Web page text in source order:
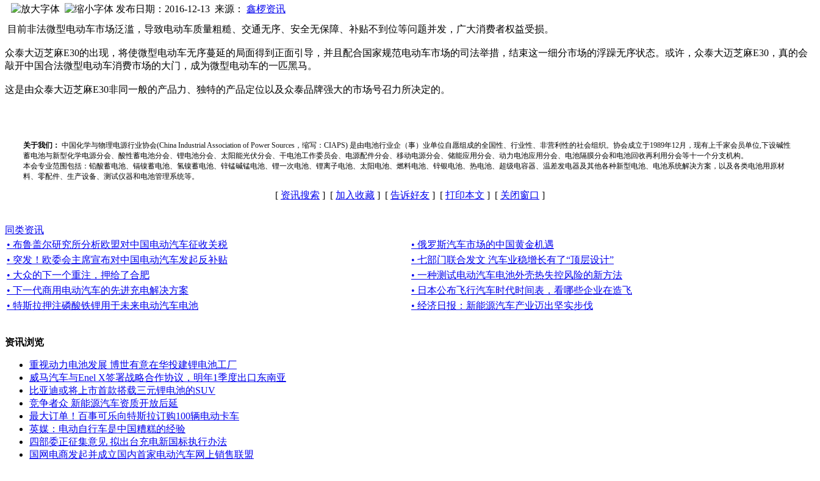
发布日期：2016-12-13 来源： 鑫椤资讯
目前非法微型电动车市场泛滥，导致电动车质量粗糙、交通无序、安全无保障、补贴不到位等问题并发，广大消费者权益受损。
众泰大迈芝麻E30的出现，将使微型电动车无序蔓延的局面得到正面引导，并且配合国家规范电动车市场的司法举措，结束这一细分市场的浮躁无序状态。或许，众泰大迈芝麻E30，真的会
敲开中国合法微型电动车消费市场的大门，成为微型电动车的一匹黑马。
这是由众泰大迈芝麻E30非同一般的产品力、独特的产品定位以及众泰品牌强大的市场号召力所决定的。
关于我们： 中国化学与物理电源行业协会(China Industrial Association of Power Sources，缩写：CIAPS) 是由电池行业企（事）业单位自愿组成的全国性、行业性、非营利性的社会组织。协会成立于1989年12月，现有上千家会员单位,下设碱性
蓄电池与新型化学电源分会、酸性蓄电池分会、锂电池分会、太阳能光伏分会、干电池工作委员会、电源配件分会、移动电源分会、储能应用分会、动力电池应用分会、电池隔膜分会和电池回收再利用分会等十一个分支机构。
本会专业范围包括：铅酸蓄电池、镉镍蓄电池、氢镍蓄电池、锌锰碱锰电池、锂一次电池、锂离子电池、太阳电池、燃料电池、锌银电池、热电池、超级电容器、温差发电器及其他各种新型电池、电池系统解决方案，以及各类电池用原材
料、零配件、生产设备、测试仪器和电池管理系统等。
[ 资讯搜索 ] [ 加入收藏 ] [ 告诉好友 ] [ 打印本文 ] [ 关闭窗口 ]
同类资讯
• 布鲁盖尔研究所分析欧盟对中国电动汽车征收关税
• 俄罗斯汽车市场的中国黄金机遇
• 突发！欧委会主席宣布对中国电动汽车发起反补贴
• 七部门联合发文 汽车业稳增长有了“顶层设计”
• 大众的下一个重注，押给了合肥
• 一种测试电动汽车电池外壳热失控风险的新方法
• 下一代商用电动汽车的先进充电解决方案
• 日本公布飞行汽车时代时间表，看哪些企业在造飞
• 特斯拉押注磷酸铁锂用于未来电动汽车电池
• 经济日报：新能源汽车产业迈出坚实步伐
资讯浏览
重视动力电池发展 博世有意在华投建锂电池工厂
威马汽车与Enel X签署战略合作协议，明年1季度出口东南亚
比亚迪或将上市首款搭载三元锂电池的SUV
竞争者众 新能源汽车资质开放后延
最大订单！百事可乐向特斯拉订购100辆电动卡车
英媒：电动自行车是中国糟糕的经验
四部委正征集意见 拟出台充电新国标执行办法
国网电商发起并成立国内首家电动汽车网上销售联盟